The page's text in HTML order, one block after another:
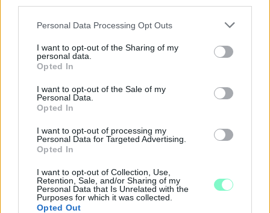
Please note that this website/app uses one or more Google
not limited to your visit or usage behaviour. You may click to
grant or deny consent to Google and its third-party tags to
use your data for below specified purposes in below Google
consent section.
Personal Data Processing Opt Outs
I want to opt-out of the Sharing of my
personal data.
Opted In
I want to opt-out of the Sale of my
Personal Data.
Opted In
I want to opt-out of processing my
Personal Data for Targeted Advertising.
Opted In
I want to opt-out of Collection, Use,
Retention, Sale, and/or Sharing of my
Personal Data that Is Unrelated with the
Purposes for which it was collected.
Opted Out
MEGRÁZÓ VIDEÓ BÁBOLNÁRÓL: HAJLÉKTALAN
FÉRFIT BÁNTALMAZTAK ÉS ALÁZTAK MEG - HELYI
INFORMÁCIÓINK SZERINT A RENDŐRSÉG MÁR
INTÉZKEDIK AZ ÜGYBEN
A felvételen egy padon alvó férfit ütnek meg, majd arra
kényszerítik, hogy térdre ereszkedve megcsókolja egyikük
1 hozzászólás